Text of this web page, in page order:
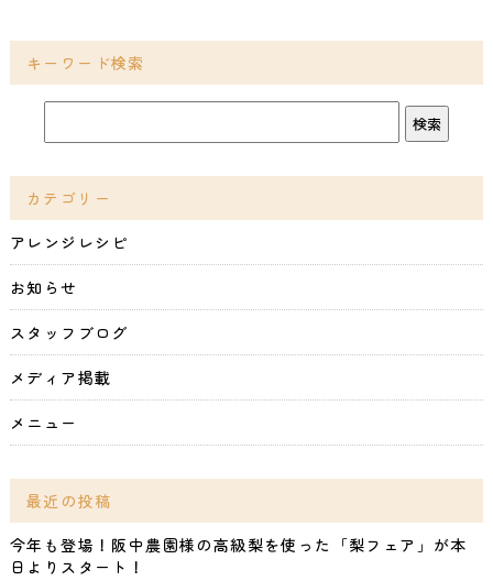
キーワード検索
カテゴリー
アレンジレシピ
お知らせ
スタッフブログ
メディア掲載
メニュー
最近の投稿
今年も登場！阪中農園様の高級梨を使った「梨フェア」が本
日よりスタート！